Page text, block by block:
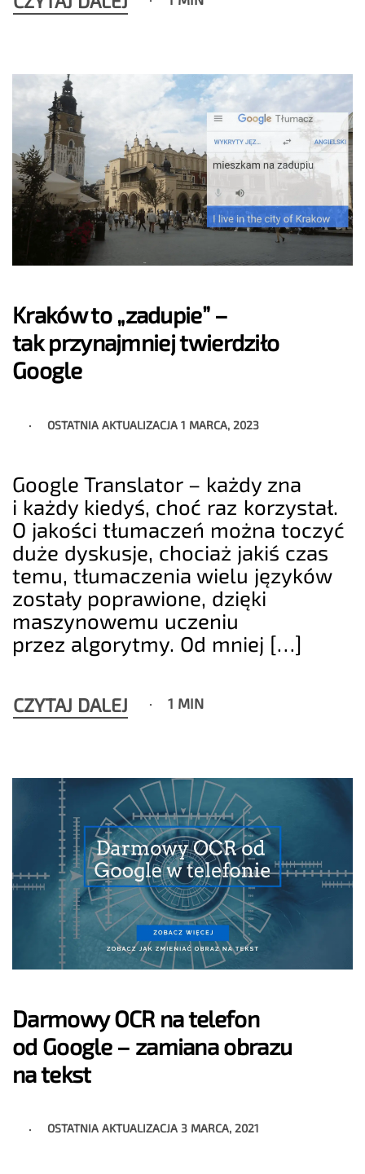
Kraków to „zadupie” –
tak przynajmniej twierdziło
Google
OSTATNIA AKTUALIZACJA1 MARCA, 2023
Google Translator – każdy zna
i każdy kiedyś, choć raz korzystał.
O jakości tłumaczeń można toczyć
duże dyskusje, chociaż jakiś czas
temu, tłumaczenia wielu języków
zostały poprawione, dzięki
maszynowemu uczeniu
przez algorytmy. Od mniej […]
CZYTAJ DALEJ 1 MIN
Darmowy OCR na telefon
od Google – zamiana obrazu
na tekst
OSTATNIA AKTUALIZACJA3 MARCA, 2021